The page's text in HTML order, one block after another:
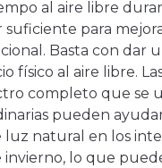
al aire libre
suficiente para
Basta con dar
físico al aire libre.
completo que se
pueden
luz natural en los
invierno, lo que